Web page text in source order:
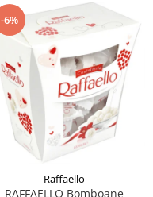
-6%
Raffaello
RAFFAELLO Bomboane